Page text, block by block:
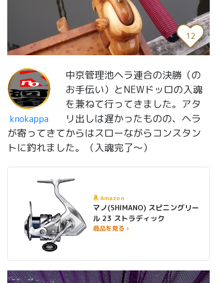
12
knokappa
中京管理池ヘラ連合の決勝（の
お手伝い）とNEWドッロの入魂
を兼ねて行ってきました。アタ
リ出しは遅かったものの、ヘラ
が寄ってきてからはスローながらコンスタン
トに釣れました。（入魂完了～）
Amazon
マノ(SHIMANO) スピニングリー
ル 23 ストラディック
商品を見る ›